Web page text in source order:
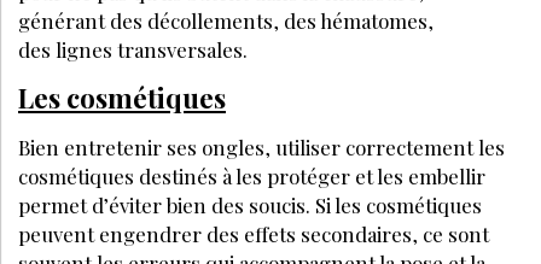
3 astuces pour accueillir une cliente
ménopausée en institut